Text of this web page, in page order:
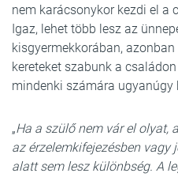
nem karácsonykor kezdi el a
Igaz, lehet több lesz az
kisgyermekkorában,
kereteket szabunk a
mindenki számára ugyanúgy
„Ha a szülő nem vár el olyat,
az érzelemkifejezésben vagy
alatt sem lesz különbség. A